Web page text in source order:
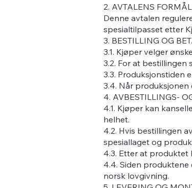
2. AVTALENS FORMÅL
Denne avtalen
spesialtilpasset etter
3. BESTILLING OG
3.1. Kjøper velger
3.2. For at bestillingen
3.3. Produksjonstiden
3.4. Når
4. AVBESTILLINGS-
4.1. Kjøper kan
helhet.
4.2. Hvis bestillingen
spesiallaget og
4.3. Etter at produktet
4.4. Siden
norsk lovgivning.